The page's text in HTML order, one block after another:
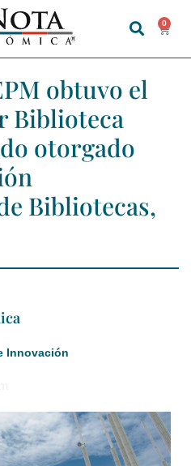
0
obtuvo el
Biblioteca
otorgado
Bibliotecas,
Innovación